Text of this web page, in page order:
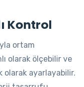
Kontrol
ortam
olarak ölçebilir ve
ayarlayabilir.